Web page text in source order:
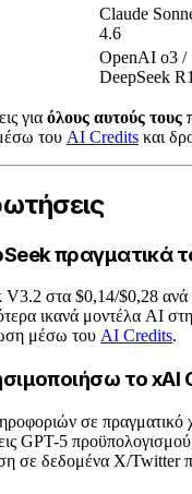
Claude
4.6
OpenAI o3 /
DeepSeek R1
για όλους αυτούς τους
του AI Credits και
πραγματικά
στα $0,14/$0,28 ανά
ικανά μοντέλα AI
μέσω του AI Credits.
το xAI
σε πραγματικό
GPT-5
σε δεδομένα X/Twitter